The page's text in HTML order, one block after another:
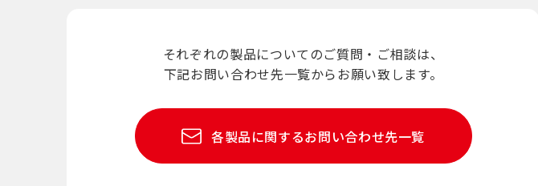
それぞれの製品についてのご質問・ ご相談は、
下記お問い合わせ先一覧からお願い致します。
各製品に関するお問い合わせ先一覧